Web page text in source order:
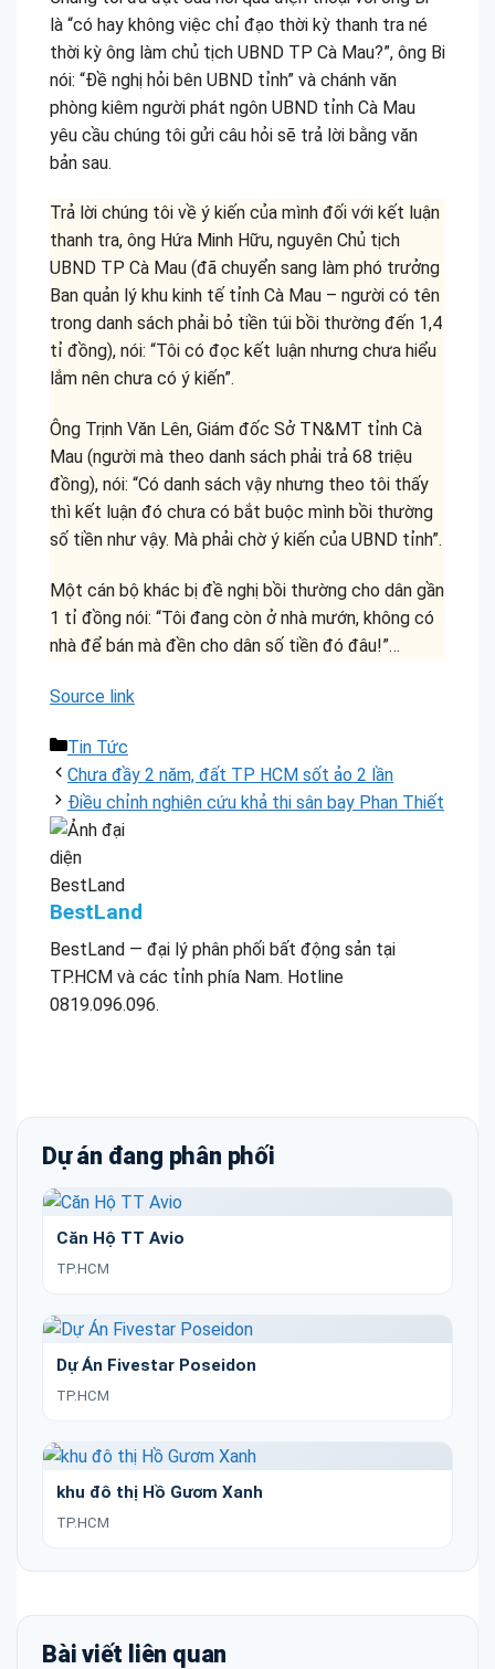
là “có hay không việc chỉ đạo thời kỳ thanh tra né
thời kỳ ông làm chủ tịch UBND TP Cà Mau?”, ông Bi
nói: “Đề nghị hỏi bên UBND tỉnh” và chánh văn
phòng kiêm người phát ngôn UBND tỉnh Cà Mau
yêu cầu chúng tôi gửi câu hỏi sẽ trả lời bằng văn
bản sau.
Trả lời chúng tôi về ý kiến của mình đối với kết luận
thanh tra, ông Hứa Minh Hữu, nguyên Chủ tịch
UBND TP Cà Mau (đã chuyển sang làm phó trưởng
Ban quản lý khu kinh tế tỉnh Cà Mau – người có tên
trong danh sách phải bỏ tiền túi bồi thường đến 1,4
tỉ đồng), nói: “Tôi có đọc kết luận nhưng chưa hiểu
lắm nên chưa có ý kiến”.
Ông Trịnh Văn Lên, Giám đốc Sở TN&MT tỉnh Cà
Mau (người mà theo danh sách phải trả 68 triệu
đồng), nói: “Có danh sách vậy nhưng theo tôi thấy
thì kết luận đó chưa có bắt buộc mình bồi thường
số tiền như vậy. Mà phải chờ ý kiến của UBND tỉnh”.
Một cán bộ khác bị đề nghị bồi thường cho dân gần
1 tỉ đồng nói: “Tôi đang còn ở nhà mướn, không có
nhà để bán mà đền cho dân số tiền đó đâu!”…
Source link
Danh
mục
Tin Tức
Chưa đầy 2 năm, đất TP HCM sốt ảo 2 lần
Điều chỉnh nghiên cứu khả thi sân bay Phan Thiết
BestLand
BestLand — đại lý phân phối bất động sản tại
TP.HCM và các tỉnh phía Nam. Hotline
0819.096.096.
Dự án đang phân phối
Căn Hộ TT Avio
TP.HCM
Dự Án Fivestar Poseidon
TP.HCM
khu đô thị Hồ Gươm Xanh
TP.HCM
Bài viết liên quan